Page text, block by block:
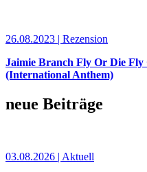
26.08.2023 | Rezension
Jaimie Branch Fly Or Die
(International Anthem)
neue Beiträge
03.08.2026 | Aktuell